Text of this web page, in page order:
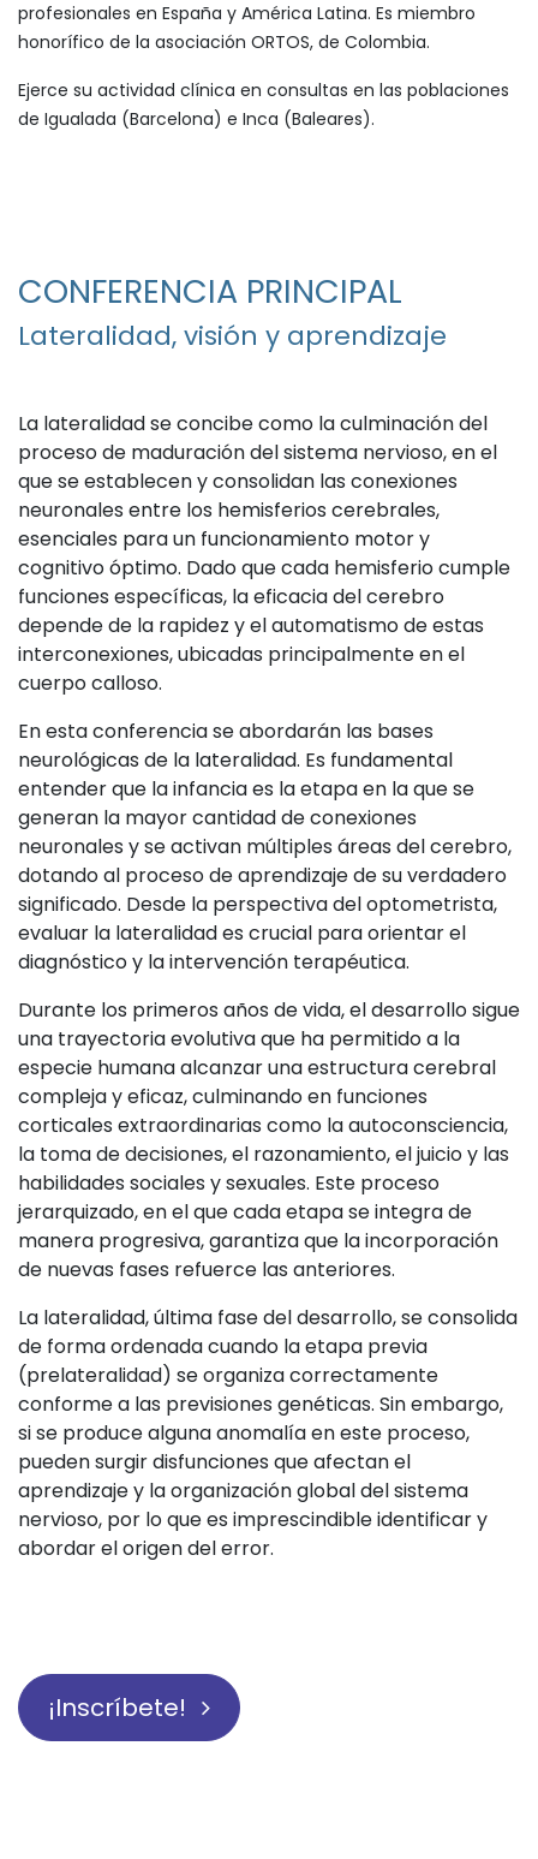
profesionales en España y América Latina. Es miembro
honorífico de la asociación ORTOS, de Colombia.
Ejerce su actividad clínica en consultas en las poblaciones
de Igualada (Barcelona) e Inca (Baleares).
CONFERENCIA PRINCIPAL
Lateralidad, visión y aprendizaje
La lateralidad se concibe como la culminación del
proceso de maduración del sistema nervioso, en el
que se establecen y consolidan las conexiones
neuronales entre los hemisferios cerebrales,
esenciales para un funcionamiento motor y
cognitivo óptimo. Dado que cada hemisferio cumple
funciones específicas, la eficacia del cerebro
depende de la rapidez y el automatismo de estas
interconexiones, ubicadas principalmente en el
cuerpo calloso.
En esta conferencia se abordarán las bases
neurológicas de la lateralidad. Es fundamental
entender que la infancia es la etapa en la que se
generan la mayor cantidad de conexiones
neuronales y se activan múltiples áreas del cerebro,
dotando al proceso de aprendizaje de su verdadero
significado. Desde la perspectiva del optometrista,
evaluar la lateralidad es crucial para orientar el
diagnóstico y la intervención terapéutica.
Durante los primeros años de vida, el desarrollo sigue
una trayectoria evolutiva que ha permitido a la
especie humana alcanzar una estructura cerebral
compleja y eficaz, culminando en funciones
corticales extraordinarias como la autoconsciencia,
la toma de decisiones, el razonamiento, el juicio y las
habilidades sociales y sexuales. Este proceso
jerarquizado, en el que cada etapa se integra de
manera progresiva, garantiza que la incorporación
de nuevas fases refuerce las anteriores.
La lateralidad, última fase del desarrollo, se consolida
de forma ordenada cuando la etapa previa
(prelateralidad) se organiza correctamente
conforme a las previsiones genéticas. Sin embargo,
si se produce alguna anomalía en este proceso,
pueden surgir disfunciones que afectan el
aprendizaje y la organización global del sistema
nervioso, por lo que es imprescindible identificar y
abordar el origen del error.
¡Inscríbete!